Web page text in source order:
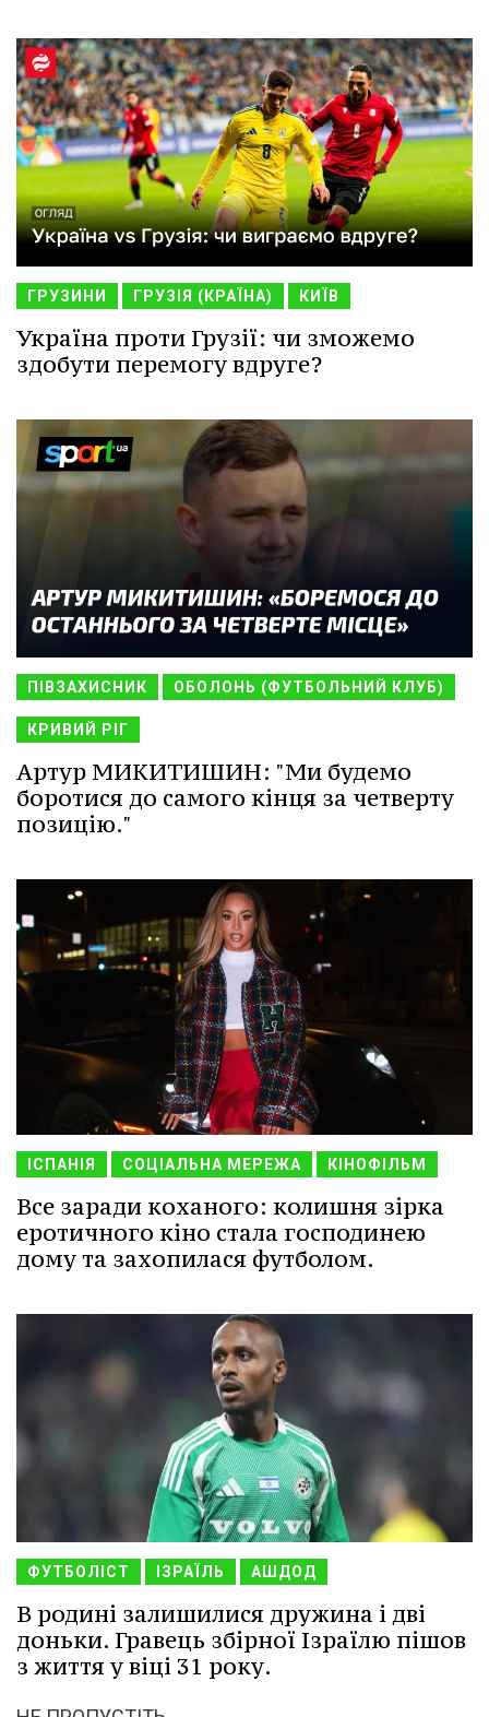
ГРУЗИНИ ГРУЗІЯ (КРАЇНА) КИЇВ
Україна проти Грузії: чи зможемо
здобути перемогу вдруге?
ПІВЗАХИСНИК ОБОЛОНЬ (ФУТБОЛЬНИЙ КЛУБ)
КРИВИЙ РІГ
Артур МИКИТИШИН: "Ми будемо
боротися до самого кінця за четверту
позицію."
ІСПАНІЯ СОЦІАЛЬНА МЕРЕЖА КІНОФІЛЬМ
Все заради коханого: колишня зірка
еротичного кіно стала господинею
дому та захопилася футболом.
ФУТБОЛІСТ ІЗРАЇЛЬ АШДОД
В родині залишилися дружина і дві
доньки. Гравець збірної Ізраїлю пішов
з життя у віці 31 року.